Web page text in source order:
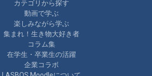
カテゴリから探す
動画で学ぶ
楽しみながら学ぶ
集まれ！生き物大好き者
コラム集
在学生・卒業生の活躍
企業コラボ